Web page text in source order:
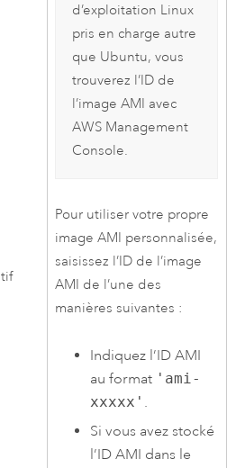
d’exploitation Linux
pris en charge autre
que Ubuntu, vous
trouverez l’ID de
l’image AMI avec
AWS Management
Console.
Pour utiliser votre propre
imageAMI personnalisée,
saisissez l’ID de l’image
AMI de l’une des
manières suivantes :
Indiquez l’IDAMI
au format 'ami-
xxxxx' .
Si vous avez stocké
l’IDAMI dans le